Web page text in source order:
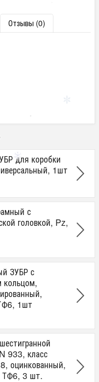
Отзывы (0)
для коробки
1шт
с
головкой, Pz,
ЗУБР с
кольцом,
1шт
933, класс
оцинкованный,
3 шт.